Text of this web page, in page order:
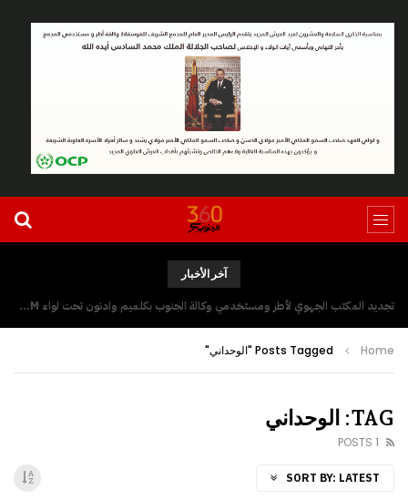
آخر الأخبار
تجديد المكتب الجهوي لأطر ومستخدمي وكالة الجنوب بكلميم وادنون تحت لواء UGTM
Home Posts Tagged "الوحداني"
TAG: الوحداني
1 POSTS
SORT BY: LATEST